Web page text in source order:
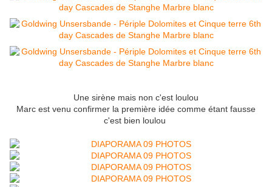
Une sirène mais non c'est loulou
Marc est venu confirmer la première idée comme étant fausse
c'est bien loulou